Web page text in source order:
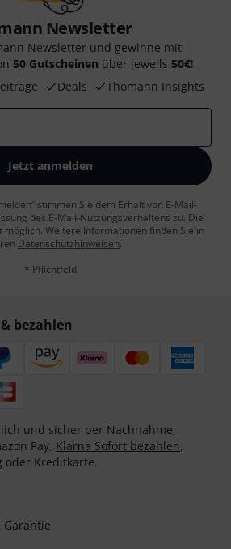
Newsletter
Newsletter und gewinne mit
50 Gutscheinen über jeweils 50€!
Deals Thomann Insights
Jetzt anmelden
stimmen Sie dem Erhalt von E-Mail-
des E-Mail-Nutzungsverhaltens zu. Die
Weitere Informationen finden Sie in
Datenschutzhinweisen.
* Pflichtfeld
bezahlen
und sicher per Nachnahme,
Pay, Klarna Sofort bezahlen,
oder Kreditkarte.
Garantie